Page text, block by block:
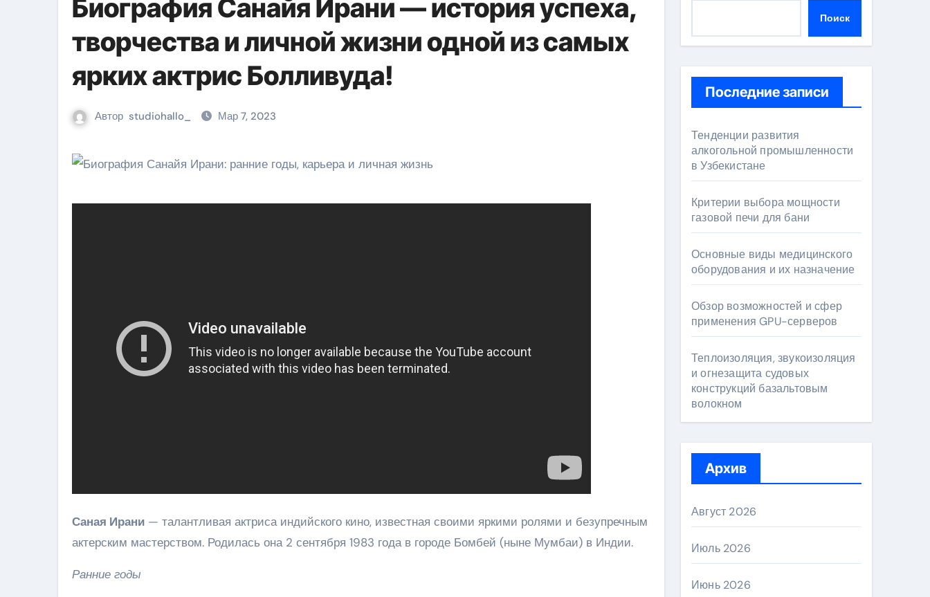
Биография Санайя Ирани — история успеха,
творчества и личной жизни одной из самых
ярких актрис Болливуда!
Автор studiohallo_ Мар 7, 2023
Саная Ирани — талантливая актриса индийского кино, известная своими яркими ролями и безупречным
актерским мастерством. Родилась она 2 сентября 1983 года в городе Бомбей (ныне Мумбаи) в Индии.
Ранние годы
Поиск
Последние записи
Тенденции развития
алкогольной промышленности
в Узбекистане
Критерии выбора мощности
газовой печи для бани
Основные виды медицинского
оборудования и их назначение
Обзор возможностей и сфер
применения GPU-серверов
Теплоизоляция, звукоизоляция
и огнезащита судовых
конструкций базальтовым
волокном
Архив
Август 2026
Июль 2026
Июнь 2026